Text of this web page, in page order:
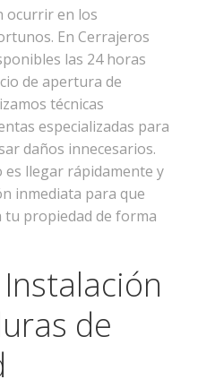
ocurrir en los
En Cerrajeros
las 24 horas
de apertura de
técnicas
especializadas para
daños innecesarios.
llegar rápidamente y
inmediata para que
tu propiedad de forma
de